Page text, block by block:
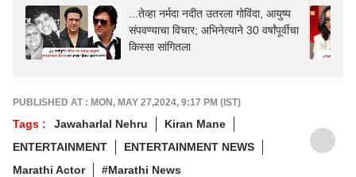
...तेव्हा नर्मदा नदीत उतरला गोविंदा, आयुष्य
संपवण्याचा विचार; अभिनेत्याने 30 वर्षांपूर्वीचा
किस्सा सांगितला
PUBLISHED AT : MON, MAY 27,2024, 9:17 PM (IST)
Tags : Jawaharlal Nehru
Kiran Mane
ENTERTAINMENT
ENTERTAINMENT NEWS
Marathi Actor
#Marathi News